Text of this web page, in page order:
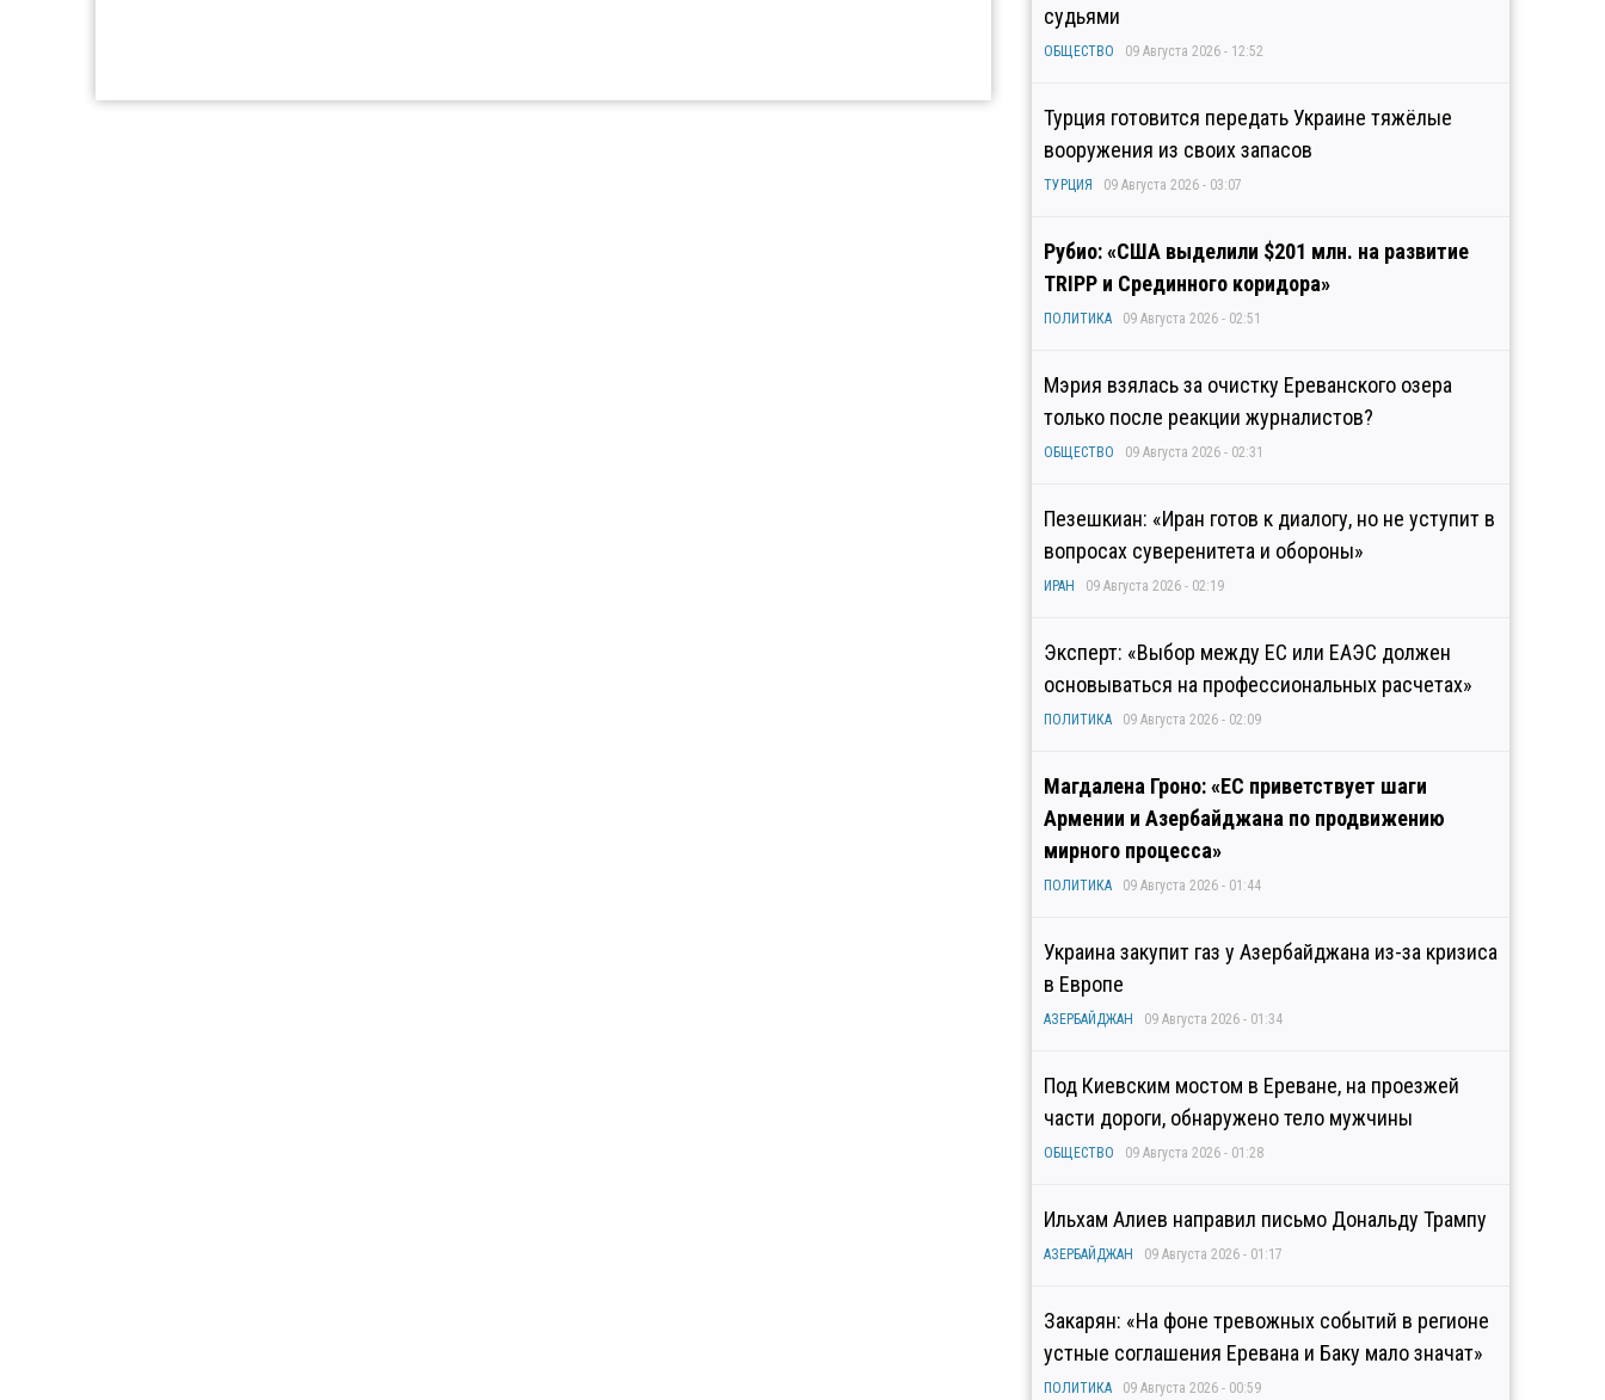
судьями
ОБЩЕСТВО 09 Августа 2026 - 12:52
Турция готовится передать Украине тяжёлые
вооружения из своих запасов
ТУРЦИЯ 09 Августа 2026 - 03:07
Рубио: «США выделили $201 млн. на развитие
TRIPP и Срединного коридора»
ПОЛИТИКА 09 Августа 2026 - 02:51
Мэрия взялась за очистку Ереванского озера
только после реакции журналистов?
ОБЩЕСТВО 09 Августа 2026 - 02:31
Пезешкиан: «Иран готов к диалогу, но не уступит в
вопросах суверенитета и обороны»
ИРАН 09 Августа 2026 - 02:19
Эксперт: «Выбор между ЕС или ЕАЭС должен
основываться на профессиональных расчетах»
ПОЛИТИКА 09 Августа 2026 - 02:09
Магдалена Гроно: «ЕС приветствует шаги
Армении и Азербайджана по продвижению
мирного процесса»
ПОЛИТИКА 09 Августа 2026 - 01:44
Украина закупит газ у Азербайджана из-за кризиса
в Европе
АЗЕРБАЙДЖАН 09 Августа 2026 - 01:34
Под Киевским мостом в Ереване, на проезжей
части дороги, обнаружено тело мужчины
ОБЩЕСТВО 09 Августа 2026 - 01:28
Ильхам Алиев направил письмо Дональду Трампу
АЗЕРБАЙДЖАН 09 Августа 2026 - 01:17
Закарян: «На фоне тревожных событий в регионе
устные соглашения Еревана и Баку мало значат»
ПОЛИТИКА 09 Августа 2026 - 00:59